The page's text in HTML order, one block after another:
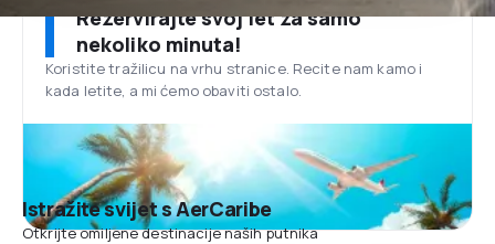
Rezervirajte svoj let za samo
nekoliko minuta!
Koristite tražilicu na vrhu stranice. Recite nam kamo i
kada letite, a mi ćemo obaviti ostalo.
Istražite svijet s AerCaribe
Otkrijte omiljene destinacije naših putnika